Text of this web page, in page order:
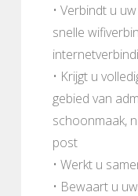
• Verbindt u
snelle
• Krijgt u
gebied van
schoonmaak,
post
• Werkt u
• Bewaart u